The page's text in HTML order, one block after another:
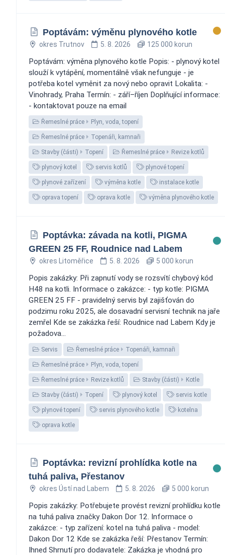
Poptávám: výměnu plynového kotle
okres Trutnov 5. 8. 2026 125 000 korun
Poptávám: výměna plynového kotle Popis: - plynový kotel
slouží k vytápění, momentálně však nefunguje - je
potřeba kotel vyměnit za nový nebo opravit Lokalita: -
Vinohrady, Praha Termín: - září–říjen Doplňující informace:
- kontaktovat pouze na email
Řemeslné práce Plyn, voda, topení
Řemeslné práce Topenáři, kamnaři
Stavby (části) Topení Řemeslné práce Revize kotlů
plynový kotel servis kotlů plynové topení
plynové zařízení výměna kotle instalace kotle
oprava topení oprava kotle výměna plynového kotle
Poptávka: závada na kotli, PIGMA
GREEN 25 FF, Roudnice nad Labem
okres Litoměřice 5. 8. 2026 5 000 korun
Popis zakázky: Při zapnutí vody se rozsvítí chybový kód
H48 na kotli. Informace o zakázce: - typ kotle: PIGMA
GREEN 25 FF - pravidelný servis byl zajišťován do
podzimu roku 2025, ale dosavadní servisní technik na jaře
zemřel Kde se zakázka řeší: Roudnice nad Labem Kdy je
požadova...
Servis Řemeslné práce Topenáři, kamnaři
Řemeslné práce Plyn, voda, topení
Řemeslné práce Revize kotlů Stavby (části) Kotle
Stavby (části) Topení plynový kotel servis kotle
plynové topení servis plynového kotle kotelna
oprava kotle
Poptávka: revizní prohlídka kotle na
tuhá paliva, Přestanov
okres Ústí nad Labem 5. 8. 2026 5 000 korun
Popis zakázky: Potřebujete provést revizní prohlídku kotle
na tuhá paliva značky Dakon Dor 12. Informace o
zakázce: - typ zařízení: kotel na tuhá paliva - model:
Dakon Dor 12 Kde se zakázka řeší: Přestanov Termín:
Ihned Shrnutí pro dodavatele: Zakázka je vhodná pro